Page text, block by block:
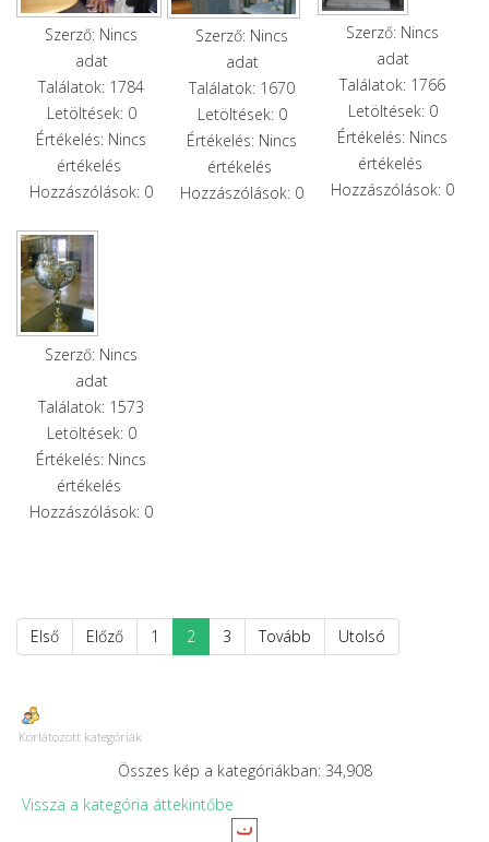
Szerző: Nincs
adat
Találatok: 1784
Letöltések: 0
Értékelés: Nincs
értékelés
Hozzászólások: 0
Szerző: Nincs
adat
Találatok: 1670
Letöltések: 0
Értékelés: Nincs
értékelés
Hozzászólások: 0
Szerző: Nincs
adat
Találatok: 1766
Letöltések: 0
Értékelés: Nincs
értékelés
Hozzászólások: 0
Szerző: Nincs
adat
Találatok: 1573
Letöltések: 0
Értékelés: Nincs
értékelés
Hozzászólások: 0
Első Előző 1 2 3 Tovább Utolsó
Korlátozott kategóriák
Összes kép a kategóriákban: 34,908
Vissza a kategória áttekintőbe